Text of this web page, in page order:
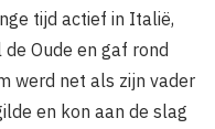
tijd actief in Italië,
Oude en gaf rond
werd net als zijn vader
en kon aan de slag